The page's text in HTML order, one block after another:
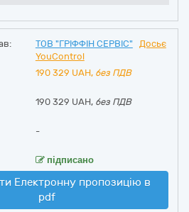
ТОВ "ГРІФФІН СЕРВІС"
Досьє
YouControl
190 329 UAH, без ПДВ
190 329 UAH, без ПДВ
-
підписано
Електронну пропозицію в
pdf